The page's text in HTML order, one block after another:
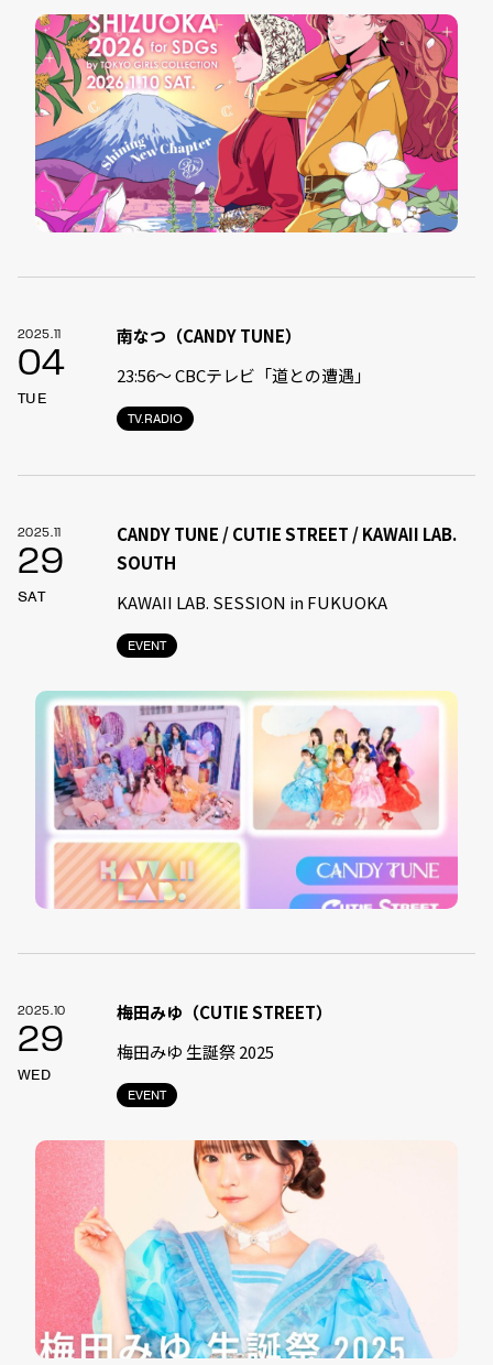
2025.11
04
TUE
TV.RADIO
南なつ（CANDY TUNE）
23:56〜 CBCテレビ「道との遭遇」
2025.11
29
SAT
EVENT
CANDY TUNE / CUTIE STREET / KAWAII LAB.
SOUTH
KAWAII LAB. SESSION in FUKUOKA
2025.10
29
WED
EVENT
梅田みゆ（CUTIE STREET）
梅田みゆ 生誕祭 2025